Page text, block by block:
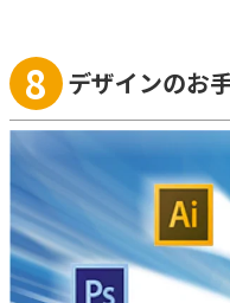
8 デザインのお